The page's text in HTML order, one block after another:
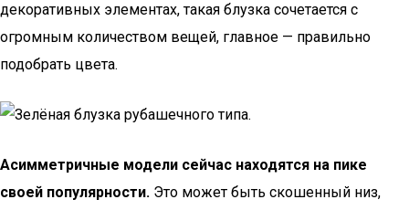
декоративных элементах, такая блузка сочетается с
огромным количеством вещей, главное — правильно
подобрать цвета.
Асимметричные модели сейчас находятся на пике
своей популярности. Это может быть скошенный низ,